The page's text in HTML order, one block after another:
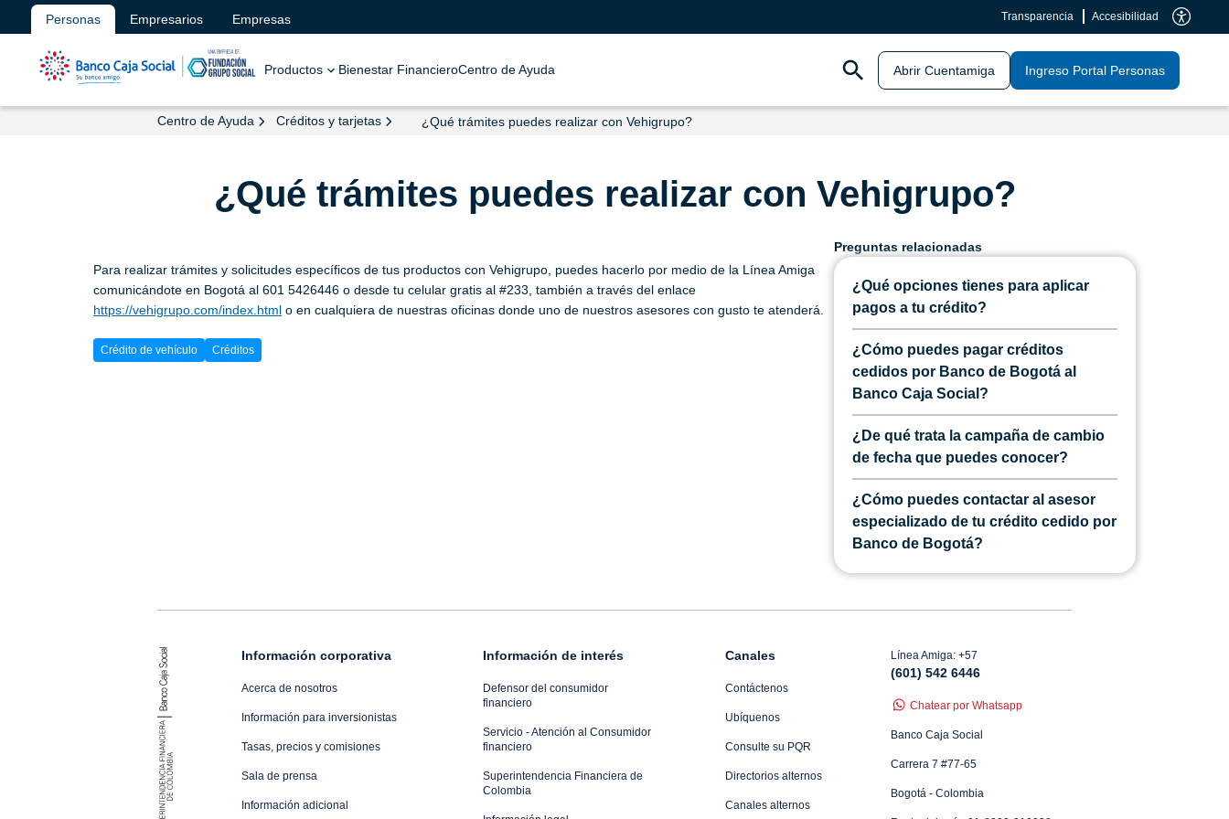
Personas Empresarios Empresas Transparencia Accesibilidad
Productos Bienestar FinancieroCentro de Ayuda Abrir Cuentamiga Ingreso Portal Personas
Centro de Ayuda Créditos y tarjetas ¿Qué trámites puedes realizar con Vehigrupo?
¿Qué trámites puedes realizar con Vehigrupo?
Para realizar trámites y solicitudes específicos de tus productos con Vehigrupo, puedes hacerlo por medio de la Línea Amiga
comunicándote en Bogotá al 601 5426446 o desde tu celular gratis al #233, también a través del enlace
https://vehigrupo.com/index.html o en cualquiera de nuestras oficinas donde uno de nuestros asesores con gusto te atenderá.
Crédito de vehículo Créditos
Preguntas relacionadas
¿Qué opciones tienes para aplicar
pagos a tu crédito?
¿Cómo puedes pagar créditos
cedidos por Banco de Bogotá al
Banco Caja Social?
¿De qué trata la campaña de cambio
de fecha que puedes conocer?
¿Cómo puedes contactar al asesor
especializado de tu crédito cedido por
Banco de Bogotá?
Información corporativa
Acerca de nosotros
Información para inversionistas
Tasas, precios y comisiones
Sala de prensa
Información adicional
Información de interés
Defensor del consumidor
financiero
Servicio - Atención al Consumidor
financiero
Superintendencia Financiera de
Colombia
Canales
Contáctenos
Ubíquenos
Consulte su PQR
Directorios alternos
Canales alternos
Línea Amiga: +57
(601) 542 6446
Chatear por Whatsapp
Banco Caja Social
Carrera 7 #77-65
Bogotá - Colombia